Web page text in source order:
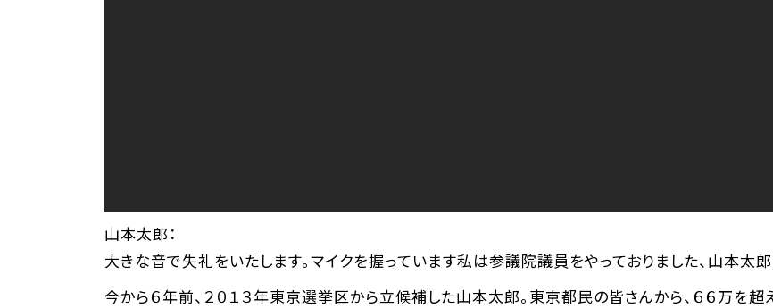
山本太郎：
大きな音で失礼をいたします。マイクを握っています私は参議院議員をやっておりました、山本太郎
今から６年前、２０１３年東京選挙区から立候補した山本太郎。東京都民の皆さんから、６６万を超